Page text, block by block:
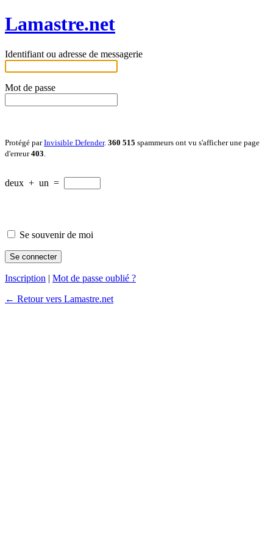
Lamastre.net
Identifiant ou adresse de messagerie
Mot de passe
Protégé parInvisible Defender. 360 515 spammeurs ont vu s'afficher une page
d'erreur403
deux + un =
Se souvenir de moi
Inscription | Mot de passe oublié ?
← Retour vers Lamastre.net